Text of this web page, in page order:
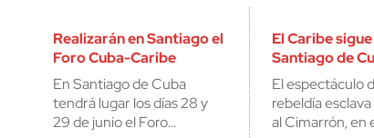
Realizarán en Santiago el
Foro Cuba-Caribe
En Santiago de Cuba
tendrá lugar los días 28 y
29 de junio el Foro…
El Caribe
Santiago de
El espectáculo
rebeldía
al Cimarrón, en